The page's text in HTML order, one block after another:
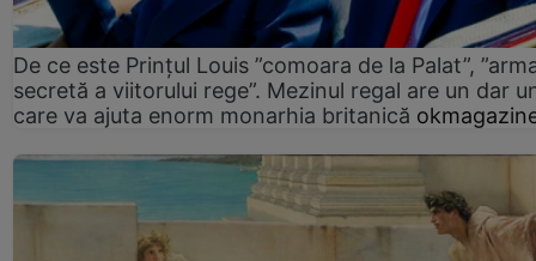
De ce este Prințul Louis ”comoara de la Palat”,
secretă a viitorului rege”. Mezinul regal are un dar
care va ajuta enorm monarhia britanică